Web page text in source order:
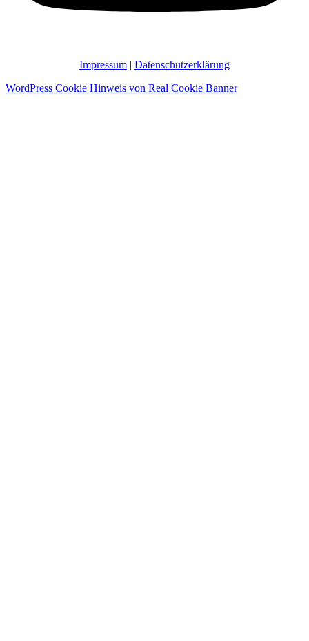
Impressum
Datenschutzerklärung
WordPress Cookie Hinweis von Real Cookie Banner